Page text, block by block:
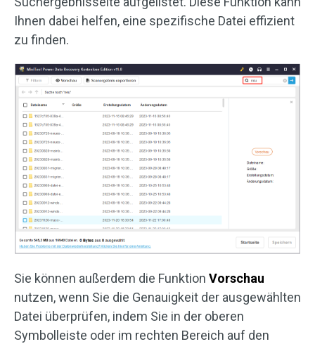
Ihnen dabei helfen, eine spezifische Datei effizient
zu finden.
Sie können außerdem die Funktion Vorschau
nutzen, wenn Sie die Genauigkeit der ausgewählten
Datei überprüfen, indem Sie in der oberen
Symbolleiste oder im rechten Bereich auf den